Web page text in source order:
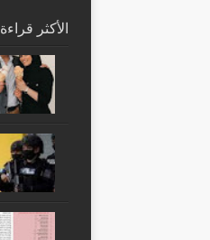
الأكثر قراءة